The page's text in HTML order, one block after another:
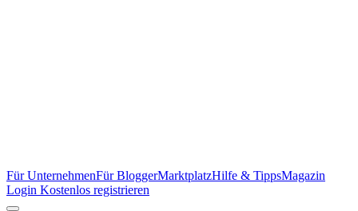
Für UnternehmenFür BloggerMarktplatzHilfe & TippsMagazin
Login Kostenlos registrieren